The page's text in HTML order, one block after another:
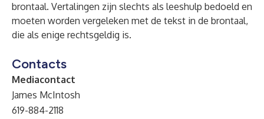
brontaal. Vertalingen zijn slechts als leeshulp bedoeld en
moeten worden vergeleken met de tekst in de brontaal,
die als enige rechtsgeldig is.
Contacts
Mediacontact
James McIntosh
619-884-2118